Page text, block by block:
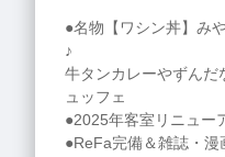
●名物【ワシン丼】み
♪
牛タンカレーやずんだ
ュッフェ
●2025年客室リニュー
●ReFa完備＆雑誌・